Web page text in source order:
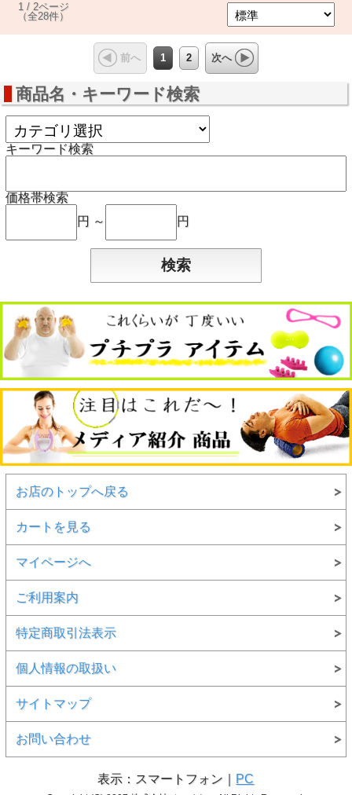
1 / 2ページ
（全28件）
前へ 1 2 次へ
商品名・キーワード検索
キーワード検索
価格帯検索
円 ～
円
お店のトップへ戻る
カートを見る
マイページへ
ご利用案内
特定商取引法表示
個人情報の取扱い
サイトマップ
お問い合わせ
表示：スマートフォン｜ PC